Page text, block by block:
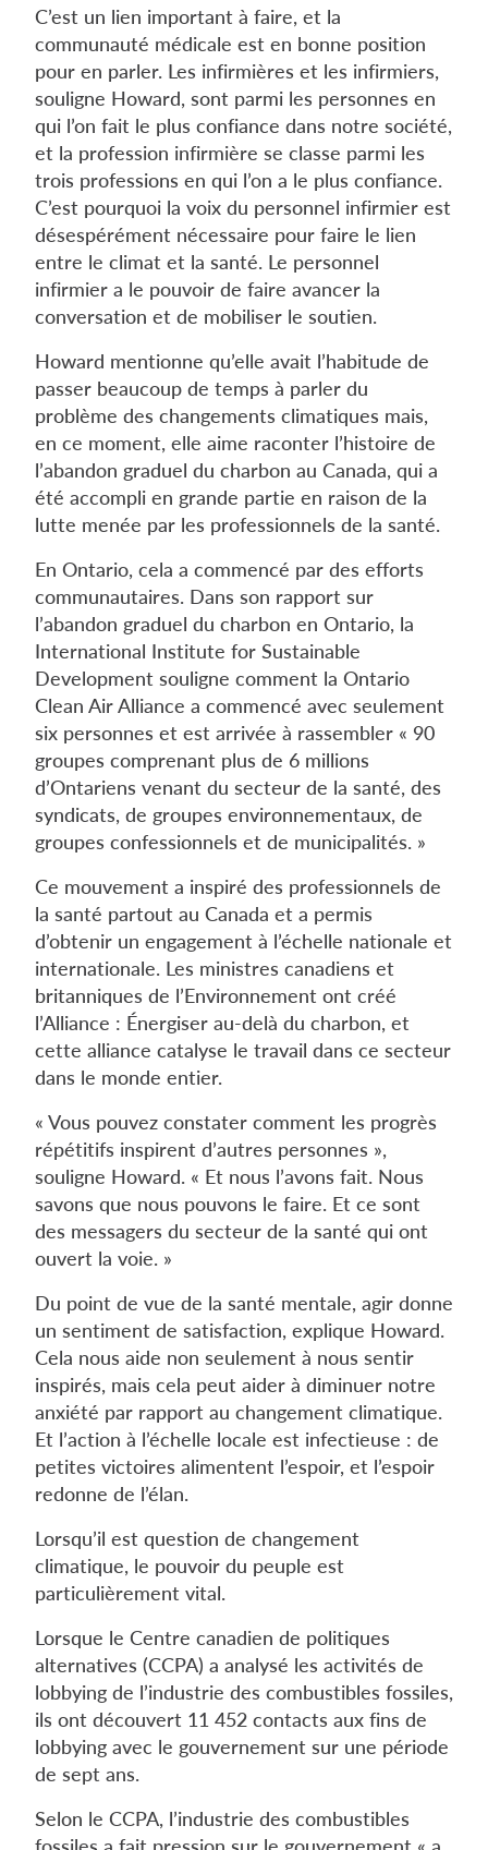
C’est un lien important à faire, et la
communauté médicale est en bonne position
pour en parler. Les infirmières et les infirmiers,
souligne Howard, sont parmi les personnes en
qui l’on fait le plus confiance dans notre société,
et la profession infirmière se classe parmi les
trois professions en qui l’on a le plus confiance.
C’est pourquoi la voix du personnel infirmier est
désespérément nécessaire pour faire le lien
entre le climat et la santé. Le personnel
infirmier a le pouvoir de faire avancer la
conversation et de mobiliser le soutien.
Howard mentionne qu’elle avait l’habitude de
passer beaucoup de temps à parler du
problème des changements climatiques mais,
en ce moment, elle aime raconter l’histoire de
l’abandon graduel du charbon au Canada, qui a
été accompli en grande partie en raison de la
lutte menée par les professionnels de la santé.
En Ontario, cela a commencé par des efforts
communautaires. Dans son rapport sur
l’abandon graduel du charbon en Ontario, la
International Institute for Sustainable
Development souligne comment la Ontario
Clean Air Alliance a commencé avec seulement
six personnes et est arrivée à rassembler « 90
groupes comprenant plus de 6 millions
d’Ontariens venant du secteur de la santé, des
syndicats, de groupes environnementaux, de
groupes confessionnels et de municipalités. »
Ce mouvement a inspiré des professionnels de
la santé partout au Canada et a permis
d’obtenir un engagement à l’échelle nationale et
internationale. Les ministres canadiens et
britanniques de l’Environnement ont créé
l’Alliance : Énergiser au-delà du charbon, et
cette alliance catalyse le travail dans ce secteur
dans le monde entier.
« Vous pouvez constater comment les progrès
répétitifs inspirent d’autres personnes »,
souligne Howard. « Et nous l’avons fait. Nous
savons que nous pouvons le faire. Et ce sont
des messagers du secteur de la santé qui ont
ouvert la voie. »
Du point de vue de la santé mentale, agir donne
un sentiment de satisfaction, explique Howard.
Cela nous aide non seulement à nous sentir
inspirés, mais cela peut aider à diminuer notre
anxiété par rapport au changement climatique.
Et l’action à l’échelle locale est infectieuse : de
petites victoires alimentent l’espoir, et l’espoir
redonne de l’élan.
Lorsqu’il est question de changement
climatique, le pouvoir du peuple est
particulièrement vital.
Lorsque le Centre canadien de politiques
alternatives (CCPA) a analysé les activités de
lobbying de l’industrie des combustibles fossiles,
ils ont découvert 11 452 contacts aux fins de
lobbying avec le gouvernement sur une période
de sept ans.
Selon le CCPA, l’industrie des combustibles